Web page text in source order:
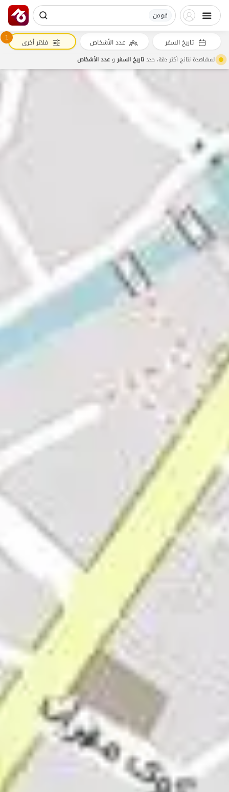
فومن
تاريخ السفر عدد الأشخاص 1 فلاتر أخرى
لمشاهدة نتائج أكثر دقة، حددتاريخ السفروعدد الأشخاص